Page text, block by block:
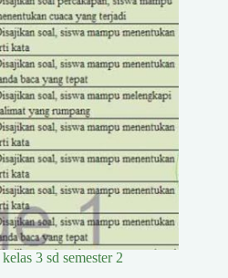
3 sd semester 2